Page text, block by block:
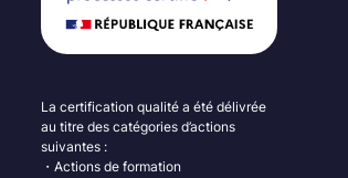
La certification qualité a été délivrée
au titre des catégories d’actions
suivantes :
・Actions de formation